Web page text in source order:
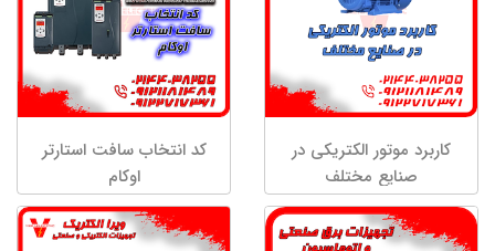
کاربرد موتور الکتریکی در
صنایع مختلف
کد انتخاب سافت استارتر
اوکام